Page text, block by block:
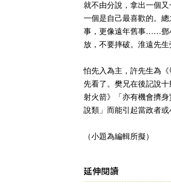
就不由分說，拿出一個
一個是自己最喜歡的。
事，更像遠年舊事……鄧
放，不要摔破。淮遠先生
怕先入為主，許先生為
先看了。樊兄在後記說
射火箭》「亦有機會擠
說類」而能引起當政者
（小題為編輯所擬）
延伸閱讀